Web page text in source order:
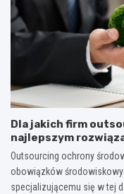
Dla jakich firm
najlepszym
Outsourcing ochrony
obowiązków
specjalizującemu się w tej